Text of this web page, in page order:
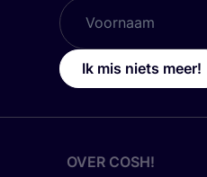
Ik mis niets meer!
OVER COSH!